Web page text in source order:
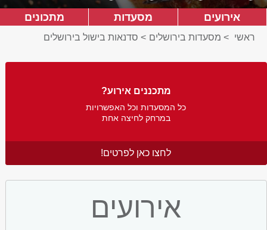
אירועים מסעדות מתכונים
ראשי > מסעדות בירושלים > סדנאות בישול בירושלים
מתכננים אירוע?
כל המסעדות וכל האפשרויות
במרחק לחיצה אחת
לחצו כאן לפרטים!
אירועים